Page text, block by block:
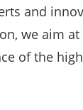
and
we aim at
of the